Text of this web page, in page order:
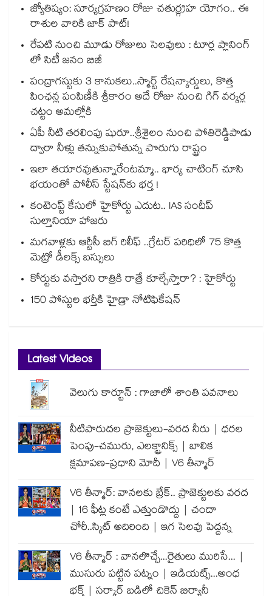
జ్యోతిష్యం: సూర్యగ్రహణం రోజు చతుర్గ్రహ యోగం.. ఈ
రాశుల వారికి జాక్ పాట్!
రేపటి నుంచి మూడు రోజులు సెలవులు : టూర్ల ప్లానింగ్
లో సిటీ జనం బిజీ
పంద్రాగస్టుకు 3 కానుకలు..స్మార్ట్ రేషన్కార్డులు, కొత్త
పింఛన్ల పంపిణీకి శ్రీకారం అదే రోజు నుంచి గిగ్ వర్కర్ల
చట్టం అమల్లోకి
ఏపీ నీటి తరలింపు షురూ..శ్రీశైలం నుంచి పోతిరెడ్డిపాడు
ద్వారా నీళ్లు తన్నుకుపోతున్న పొరుగు రాష్ట్రం
ఇలా తయారవుతున్నారేంటమ్మా.. భార్య చాటింగ్ చూసి
భయంతో పోలీస్ స్టేషన్⁫కు భర్త !
కంటెంప్ట్ కేసులో హైకోర్టు ఎదుట.. IAS సందీప్
సుల్తానియా హాజరు
మగవాళ్లకు ఆర్టీసీ బిగ్ రిలీఫ్ ..గ్రేటర్ పరిధిలో 75 కొత్త
మెట్రో డీలక్స్ బస్సులు
కోర్టుకు వస్తారని రాత్రికి రాత్రే కూల్చేస్తారా? : హైకోర్టు
150 పోస్టుల భర్తీకి హైడ్రా నోటిఫికేషన్
Latest Videos
వెలుగు కార్టూన్ : గాజాలో శాంతి పవనాలు
నీటిపారుదల ప్రాజెక్టులు-వరద నీరు | ధరల
పెంపు-చమురు, ఎలక్ట్రానిక్స్ | బాలిక
క్షమాపణ-ప్రధాని మోదీ | V6 తీన్మార్
V6 తీన్మార్: వానలకు బ్రేక్.. ప్రాజెక్టులకు వరద
| 16 ఫీట్ల కంటే ఎత్తుండొద్దు | చందా
చోరీ..స్కిట్ అదిరింది | ఇగ సెలవు పెద్దన్న
V6 తీన్మార్ : వానలొచ్చే...రైతులు మురిసే... |
ముసురు పట్టిన పట్నం | ఇడియట్స్...అంధ
భక్త్ | సర్కార్ బడిలో చికెన్ బిర్యానీ